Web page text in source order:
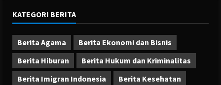
KATEGORI BERITA
Berita Agama
Berita Ekonomi dan Bisnis
Berita Hiburan
Berita Hukum dan Kriminalitas
Berita Imigran Indonesia
Berita Kesehatan